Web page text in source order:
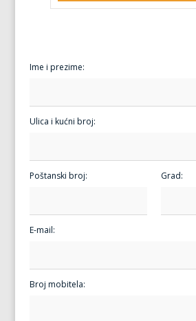
Ime i prezime:
Ulica i kućni broj:
Poštanski broj: Grad:
E-mail:
Broj mobitela: